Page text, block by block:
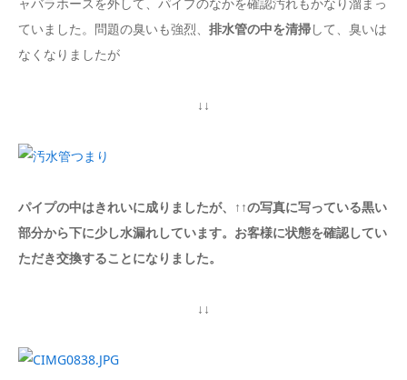
ていました。問題の臭いも強烈、 排水管の中を清掃して、臭いは
なくなりましたが
↓↓
パイプの中はきれいに成りましたが、↑↑の写真に写っている黒い
部分から下に少し水漏れしています。お客様に状態を確認してい
ただき交換することになりました。
↓↓
ご相談無料お問い合わせください